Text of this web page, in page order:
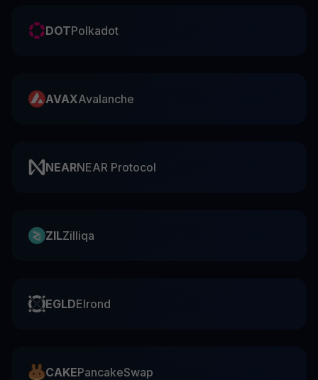
DOTPolkadot
AVAXAvalanche
NEARNEAR Protocol
ZILZilliqa
EGLDElrond
CAKEPancakeSwap